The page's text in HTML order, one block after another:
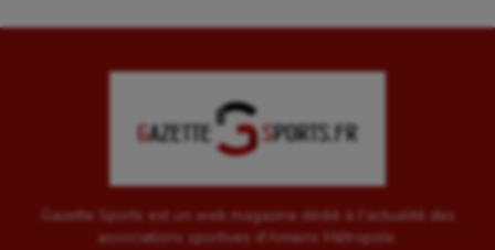
Gazette Sports est un web magazine dédié à l'actualité des
associations sportives d'Amiens Métropole.